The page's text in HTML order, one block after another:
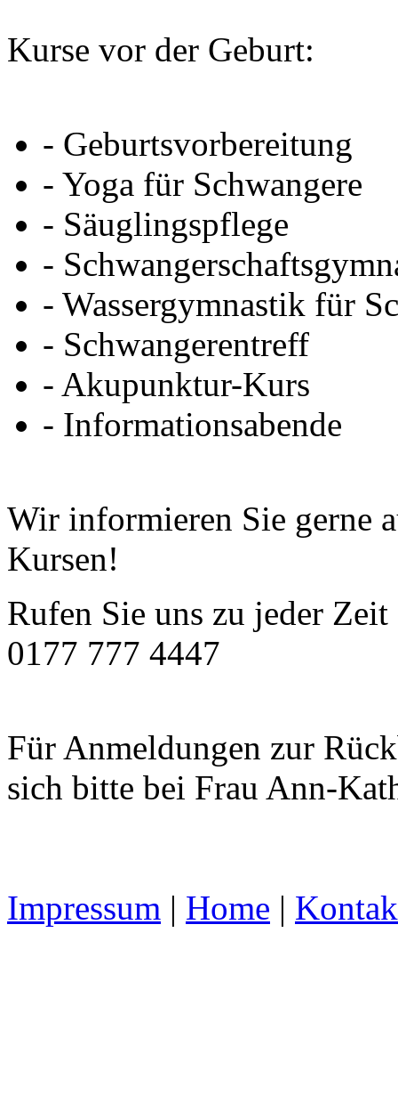
Kurse vor der Geburt:
- Geburtsvorbereitung
- Yoga für Schwangere
- Säuglingspflege
-
- Wassergymnastik für
- Schwangerentreff
- Akupunktur-Kurs
- Informationsabende
Wir informieren Sie gerne
Kursen!
Rufen Sie uns zu jeder Zeit
0177 777 4447
Für Anmeldungen zur
sich bitte bei Frau Ann-
Impressum | Home |